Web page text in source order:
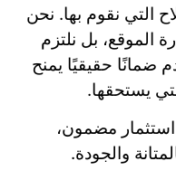
التي نقوم بها. نحن
الموقع، بل نلتزم
ضمانًا حقيقيًا يمنح
يستحقها.
مضمون،
والجودة.